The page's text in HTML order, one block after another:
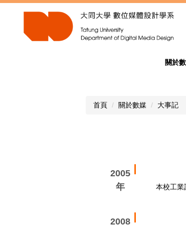
關於
首頁 關於數媒 大事記
2005
年
本校工業
2008